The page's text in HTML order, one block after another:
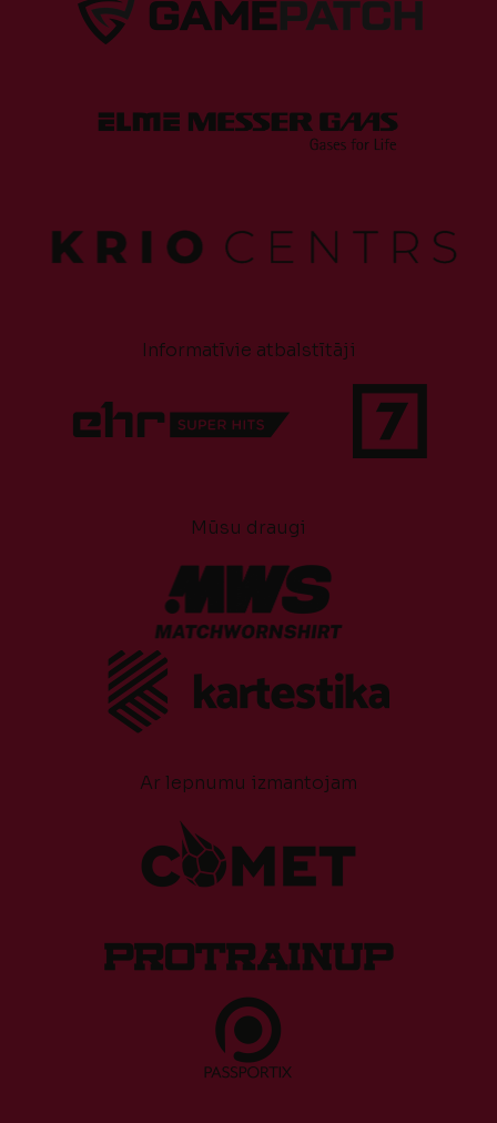
Informatīvie atbalstītāji
Mūsu draugi
Ar lepnumu izmantojam